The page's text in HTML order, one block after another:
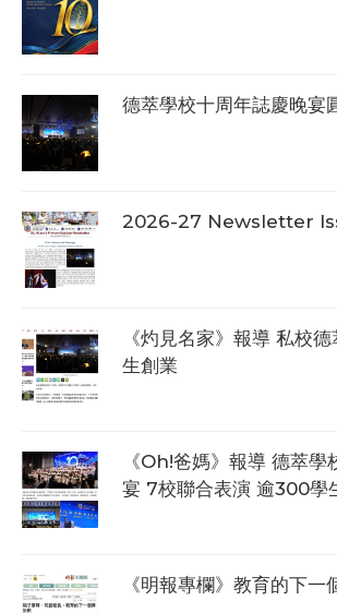
德萃學校十周年誌慶晚宴
2026-27 Newsletter
《灼見名家》報導 私校
生創業
《Oh!爸媽》報導 德萃學
宴 7校聯合表演 逾300學
《明報專欄》教育的下一